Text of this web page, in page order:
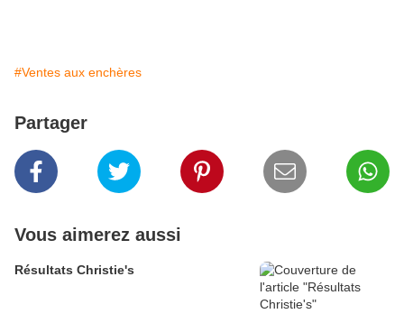
#Ventes aux enchères
Partager
Vous aimerez aussi
Résultats Christie's